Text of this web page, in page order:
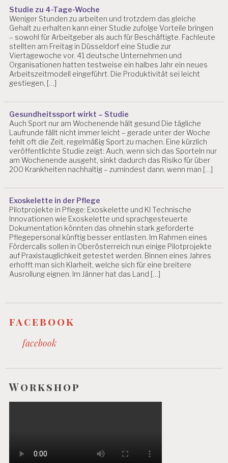
Studie zu 4-Tage-Woche
Weniger Stunden zu arbeiten und trotzdem das gleiche
Gehalt zu erhalten kann einer Studie zufolge Vorteile bringen
– sowohl für Arbeitgeber als auch für Beschäftigte. Fachleute
stellten am Freitag in Düsseldorf eine Studie zur
Viertagewoche vor. 41 deutsche Unternehmen und
Organisationen hatten testweise ein halbes Jahr ein neues
Arbeitszeitmodell eingeführt. Die Produktivität sei leicht
gestiegen, […]
Gesundheitssport wirkt – Studie
Auch Sport nur am Wochenende hält gesund Die tägliche
Laufrunde fällt nicht immer leicht – gerade unter der Woche
fehlt oft die Zeit, regelmäßig Sport zu machen. Eine kürzlich
veröffentlichte Studie zeigt: Auch, wenn sich das Sporteln nur
am Wochenende ausgeht, sinkt dadurch das Risiko für über
200 Krankheiten nachhaltig – zumindest dann, wenn man […]
Exoskelette in der Pflege
Pilotprojekte in Pflege: Exoskelette und KI Technische
Innovationen wie Exoskelette und sprachgesteuerte
Dokumentation könnten das ohnehin stark geforderte
Pflegepersonal künftig besser entlasten. Im Rahmen eines
Fördercalls sollen in Oberösterreich nun einige Pilotprojekte
auf Praxistauglichkeit getestet werden. Binnen eines Jahres
erhofft man sich Klarheit, welche sich für eine breitere
Ausrollung eignen. Im Jänner hat das Land […]
facebook
facebook
Workshop